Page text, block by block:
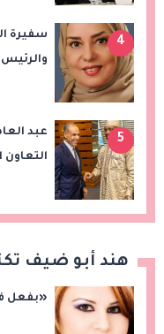
4
سفيرة
5
عبد
هند أبو ضيف
«بفعل